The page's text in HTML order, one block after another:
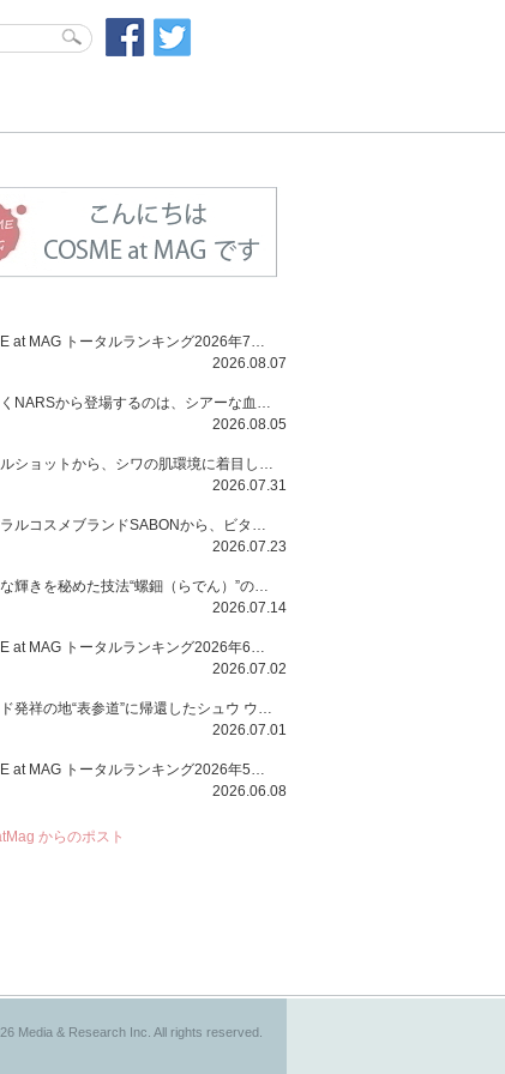
COSME at MAG トータルランキング2026年7月号
2026.08.07
まもなくNARSから登場するのは、シアーな血色感と高揚感が魅力の新作リキッドブラッシュ「インセイシャブル リキッドブラッシュ」と、ゴールデンアワーに染まる空にインスピレーションを得た「アフターグロー リップシャイン」の新色！夏をハックして！
2026.08.05
リンクルショットから、シワの肌環境に着目した初のローションとナイトクリームが登場！デイリーケアで、シワ特有の肌環境を改善し、シワが目立たない肌へと導きます。
2026.07.31
ナチュラルコスメブランドSABONから、ビタミンC配合のビタミンスムージーマスク「ラディアンスマスク」と、ペパーミントにオーガニックハーブを凝縮したジェルの涼感トリートメント美容液「スカルプセラム リフレッシング」が登場！日々のデイリーケアで、過酷な猛暑で疲れた肌や頭皮をサポート、心地よくリフレッシュし、優しく肌を整えます。
2026.07.23
神秘的な輝きを秘めた技法“螺鈿（らでん）”の多彩で多様な煌めきに着想を得たSUQQUの2026 秋 カラーコレクションから登場するのは、艶然と輝くアイシャドウや偏光パールを配したフェイスカラー、繊細なパールの煌めくネイル、そしてそれらを際立てる“朧げな艶”を秘めた新リクイドリップ「ブラー リクイド リップ」。強さを秘めたまろやかな洗練の表情に。
2026.07.14
COSME at MAG トータルランキング2026年6月号
2026.07.02
ブランド発祥の地“表参道”に帰還したシュウ ウエムラから、“骨格美“を叶えるクレヨンタイプのフェイスカラー「スカルプト クレヨン」と、ブランド初のリノベーションで進化した名品アイブロウ「ハード フォーミュラ ハード 10」が登場！
2026.07.01
COSME at MAG トータルランキング2026年5月号
2026.06.08
からのポスト
Media & Research Inc. All rights reserved.